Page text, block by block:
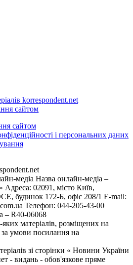
korrespondent.net
сайтом
сайтом
і персональних даних
медіа Назва онлайн-медіа –
Адреса: 02091, місто Київ,
будинок 172-Б, офіс 208/1 E-mail:
Телефон: 044-205-43-00
– R40-06068
матеріалів, розміщених на
за умови посилання на
зі сторінки « Новини України
- видань - обов'язкове пряме